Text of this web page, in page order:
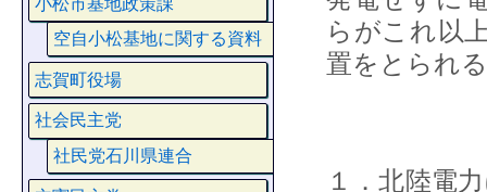
らがこれ以
置をとられ
１．北陸電
空自小松基地に関する資料
志賀町役場
社会民主党
社民党石川県連合